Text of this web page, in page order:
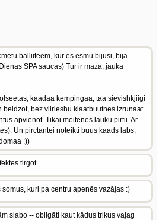
balliiteem, kur es esmu bijusi, bija
SPA saucas) Tur ir maza, jauka
kaadaa kempingaa, taa sievishkjiigi
bez viirieshu klaatbuutnes izrunaat
apvienot. Tikai meitenes lauku pirtii. Ar
Un pirctantei noteikti buus kaads labs,
:))
tirgot.........
kuri pa centru apenēs vazājas :)
slabo -- obligāti kaut kādus trikus vajag